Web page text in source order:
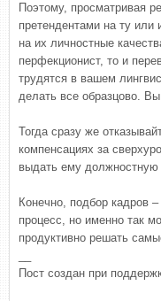
Поэтому, просматривая
претендентами на ту
на их личностные
перфекционист, то и
трудятся в вашем
делать все образцово.
Тогда сразу же
компенсациях за
выдать ему должностную
Конечно, подбор кадров
процесс, но именно так
продуктивно решать
Пост создан при